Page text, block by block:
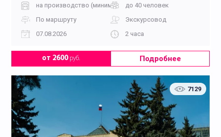
на производство (минимальный заказ от 10 билетов)
до 40 человек
По маршруту
Экскурсовод
07.08.2026
2 часа
от 2600руб. Подробнее
7129